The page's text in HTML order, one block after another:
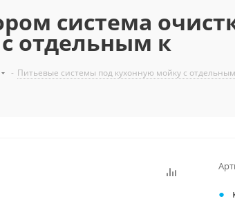
система
отдельным к
- Питьевые системы под кухонную мойку с